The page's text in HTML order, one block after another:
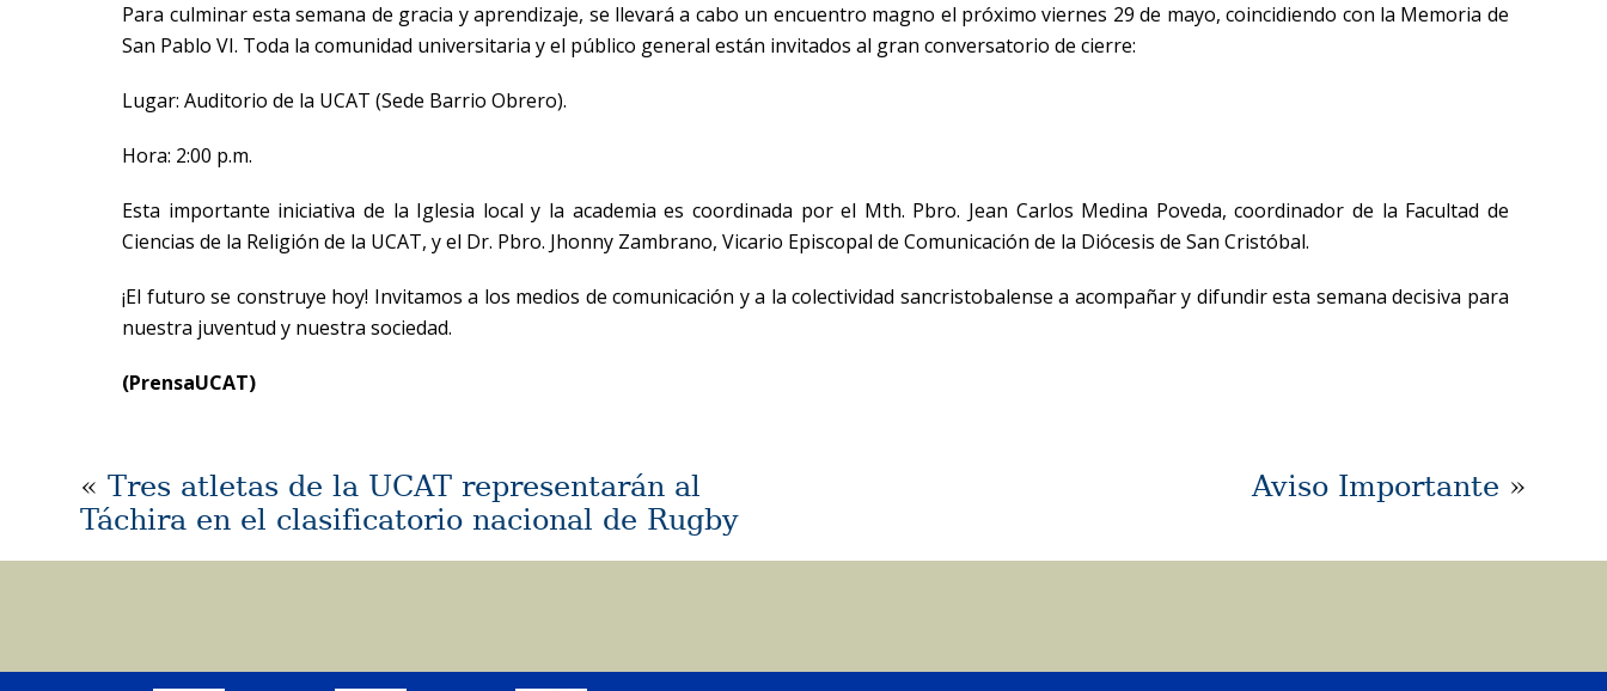
Para culminar esta semana de gracia y aprendizaje, se llevará a cabo un encuentro magno el próximo viernes 29 de mayo, coincidiendo con la Memoria de
San Pablo VI. Toda la comunidad universitaria y el público general están invitados al gran conversatorio de cierre:
Lugar: Auditorio de la UCAT (Sede Barrio Obrero).
Hora: 2:00 p.m.
Esta importante iniciativa de la Iglesia local y la academia es coordinada por el Mth. Pbro. Jean Carlos Medina Poveda, coordinador de la Facultad de
Ciencias de la Religión de la UCAT, y el Dr. Pbro. Jhonny Zambrano, Vicario Episcopal de Comunicación de la Diócesis de San Cristóbal.
¡El futuro se construye hoy! Invitamos a los medios de comunicación y a la colectividad sancristobalense a acompañar y difundir esta semana decisiva para
nuestra juventud y nuestra sociedad.
(PrensaUCAT)
«Tres atletas de la UCAT representarán al
Táchira en el clasificatorio nacional de Rugby
Aviso Importante »